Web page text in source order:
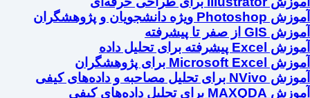
آموزش Photoshop ویژه دانشجویان و پژوهشگران
آموزش GIS از صفر تا پیشرفته
آموزش Excel پیشرفته برای تحلیل داده
آموزش Microsoft Excel برای پژوهشگران
آموزش NVivo برای تحلیل مصاحبه و داده‌های کیفی
آموزش MAXQDA برای تحلیل داده‌های کیفی